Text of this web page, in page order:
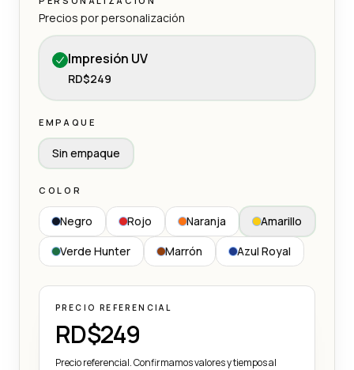
Precios por personalización
Impresión UV
RD$249
EMPAQUE
Sin empaque
COLOR
Negro Rojo Naranja
Amarillo
Verde Hunter
Marrón Azul Royal
PRECIO REFERENCIAL
RD$249
Precio referencial. Confirmamos valores y tiempos al